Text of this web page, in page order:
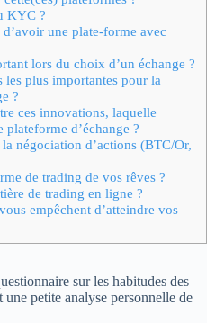
KYC ?
une plate-forme avec
lors du choix d’un échange ?
plus importantes pour la
?
ces innovations, laquelle
d’échange ?
négociation d’actions (BTC/Or,
de trading de vos rêves ?
de trading en ligne ?
empêchent d’atteindre vos
sur les habitudes des
petite analyse personnelle de